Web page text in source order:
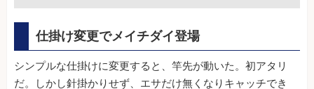
仕掛け変更でメイチダイ登場
シンプルな仕掛けに変更すると、竿先が動いた。初アタリ
だ。しかし針掛かりせず、エサだけ無くなりキャッチでき